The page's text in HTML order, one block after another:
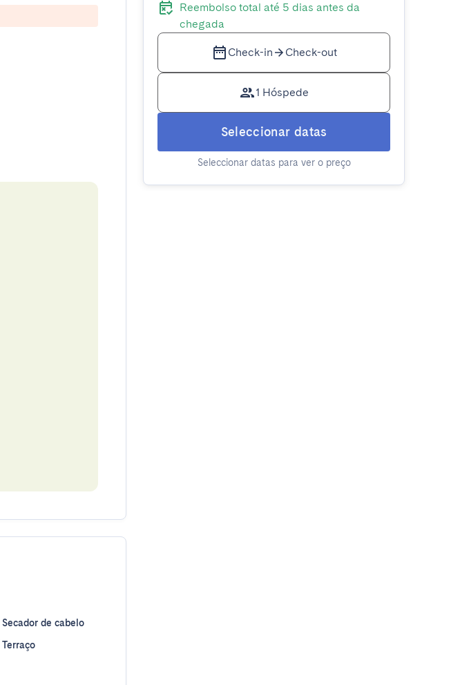
Secador de cabelo
Terraço
Reembolso total até 5 dias antes da
chegada
Check-in Check-out
1 Hóspede
Seleccionar datas
Seleccionar datas para ver o preço